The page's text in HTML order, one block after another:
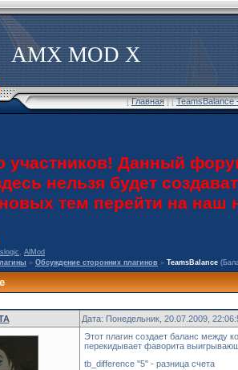
AMX MOD X
[Главная] [TeamsBalance
Данный
нельзя будет
тем перейти на
slogic
AlMod
» Обсуждение сторонних плагинов » TeamsBalance
Дата: Понедельник, 20.07.2009,
Этот плагин создает баланс между
перекидывает фаворита
tb_difference "5" - разница счета